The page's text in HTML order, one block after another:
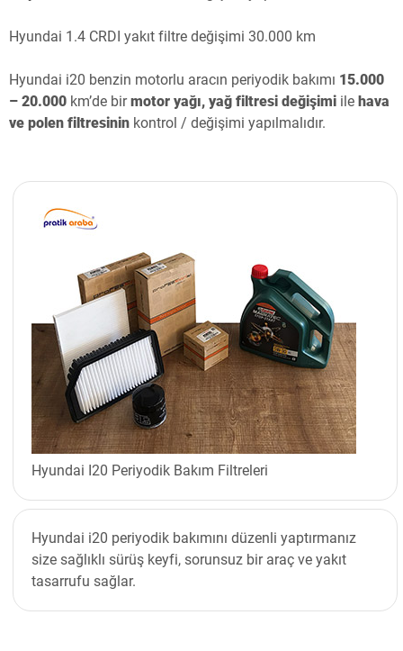
Hyundai 1.4 CRDI yakıt filtre değişimi 30.000 km
Hyundai i20 benzin motorlu aracın periyodik bakımı 15.000
– 20.000 km’de birmotor yağı, yağ filtresi değişimi ile hava
ve polen filtresinin kontrol / değişimi yapılmalıdır.
Hyundai I20 Periyodik Bakım Filtreleri
Hyundai i20 periyodik bakımını düzenli yaptırmanız
size sağlıklı sürüş keyfi, sorunsuz bir araç ve yakıt
tasarrufu sağlar.